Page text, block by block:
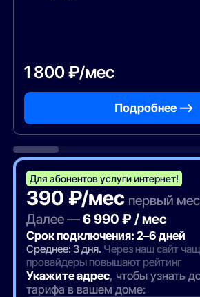
1 800 ₽/мес
Подробнее —>
Для абонентов услуги интернет!
390 ₽/мес первый
Далее —6 990 ₽ / мес
Срок подключения: 2–6 дней
Среднее: 3 дня. Через наш сайт
провайдеры повышают рейтинг
Укажите адрес, чтобы узнать
тарифа в вашем доме: